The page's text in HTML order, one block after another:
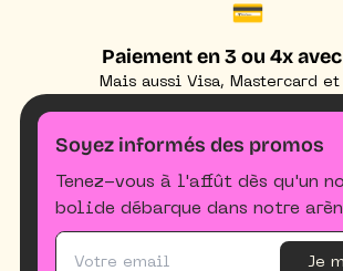
💳
Paiement en 3 ou 4x
Mais aussi Visa, Mastercard et
Soyez informés des promos
Tenez-vous à l'affût dès qu'un
bolide débarque dans notre
Je